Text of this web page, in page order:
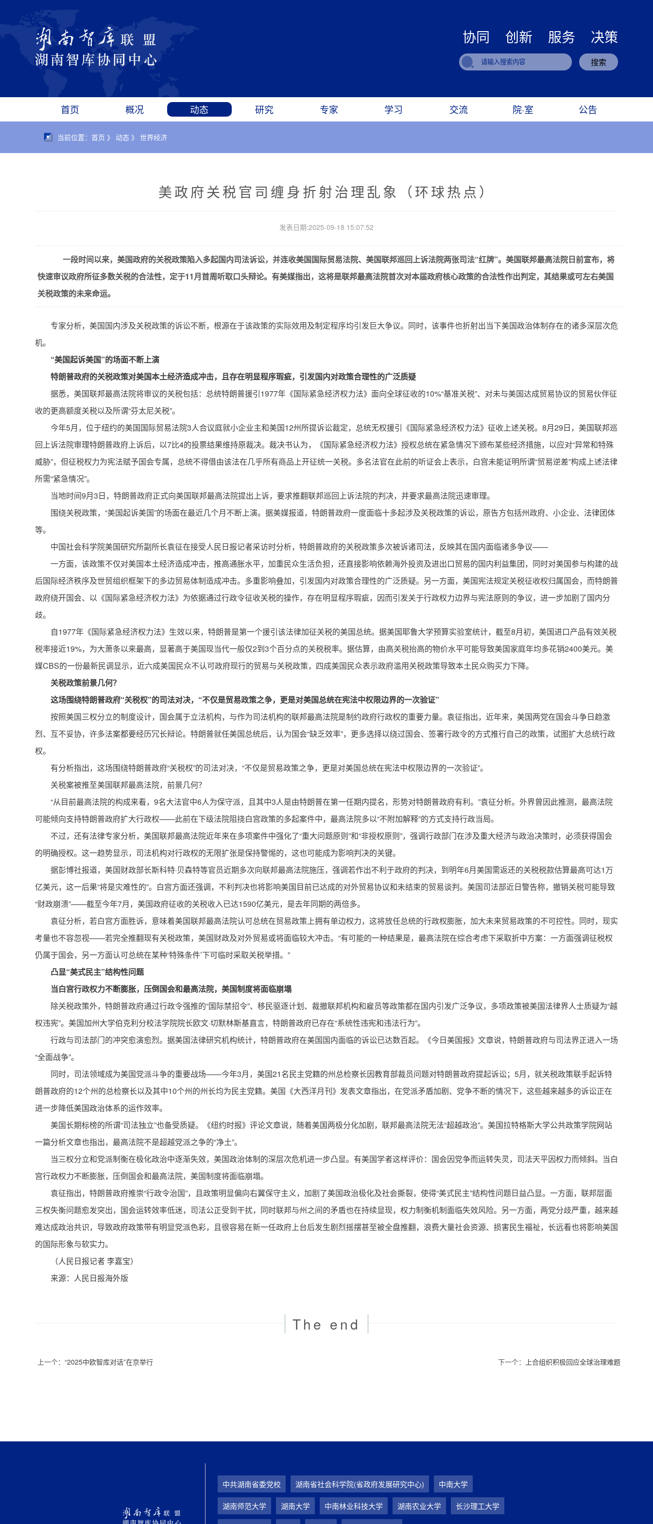
协同 创新 服务 决策
搜索
首页 概况 动态 研究 专家 学习 交流 院·室 公告
当前位置：首页 》 动态 》 世界经济
美政府关税官司缠身折射治理乱象（环球热点）
发表日期:2025-09-18 15:07:52
一段时间以来，美国政府的关税政策陷入多起国内司法诉讼，并连收美国国际贸易法院、美国联邦巡回上诉法院两张司法“红牌”。美国联邦最高法院日前宣布，将
快速审议政府所征多数关税的合法性，定于11月首周听取口头辩论。有美媒指出，这将是联邦最高法院首次对本届政府核心政策的合法性作出判定，其结果或可左右美国
关税政策的未来命运。
专家分析，美国国内涉及关税政策的诉讼不断，根源在于该政策的实际效用及制定程序均引发巨大争议。同时，该事件也折射出当下美国政治体制存在的诸多深层次危
机。
“美国起诉美国”的场面不断上演
特朗普政府的关税政策对美国本土经济造成冲击，且存在明显程序瑕疵，引发国内对政策合理性的广泛质疑
据悉，美国联邦最高法院将审议的关税包括：总统特朗普援引1977年《国际紧急经济权力法》面向全球征收的10%“基准关税”、对未与美国达成贸易协议的贸易伙伴征
收的更高额度关税以及所谓“芬太尼关税”。
今年5月，位于纽约的美国国际贸易法院3人合议庭就小企业主和美国12州所提诉讼裁定，总统无权援引《国际紧急经济权力法》征收上述关税。8月29日，美国联邦巡
回上诉法院审理特朗普政府上诉后，以7比4的投票结果维持原裁决。裁决书认为，《国际紧急经济权力法》授权总统在紧急情况下颁布某些经济措施，以应对“异常和特殊
威胁”，但征税权力为宪法赋予国会专属，总统不得借由该法在几乎所有商品上开征统一关税。多名法官在此前的听证会上表示，白宫未能证明所谓“贸易逆差”构成上述法律
所需“紧急情况”。
当地时间9月3日，特朗普政府正式向美国联邦最高法院提出上诉，要求推翻联邦巡回上诉法院的判决，并要求最高法院迅速审理。
围绕关税政策，“美国起诉美国”的场面在最近几个月不断上演。据美媒报道，特朗普政府一度面临十多起涉及关税政策的诉讼，原告方包括州政府、小企业、法律团体
等。
中国社会科学院美国研究所副所长袁征在接受人民日报记者采访时分析，特朗普政府的关税政策多次被诉诸司法，反映其在国内面临诸多争议——
一方面，该政策不仅对美国本土经济造成冲击，推高通胀水平，加重民众生活负担，还直接影响依赖海外投资及进出口贸易的国内利益集团，同时对美国参与构建的战
后国际经济秩序及世贸组织框架下的多边贸易体制造成冲击。多重影响叠加，引发国内对政策合理性的广泛质疑。另一方面，美国宪法规定关税征收权归属国会，而特朗普
政府绕开国会、以《国际紧急经济权力法》为依据通过行政令征收关税的操作，存在明显程序瑕疵，因而引发关于行政权力边界与宪法原则的争议，进一步加剧了国内分
歧。
自1977年《国际紧急经济权力法》生效以来，特朗普是第一个援引该法律加征关税的美国总统。据美国耶鲁大学预算实验室统计，截至8月初，美国进口产品有效关税
税率接近19%，为大萧条以来最高，显著高于美国现当代一般仅2到3个百分点的关税税率。据估算，由高关税抬高的物价水平可能导致美国家庭年均多花销2400美元。美
媒CBS的一份最新民调显示，近六成美国民众不认可政府现行的贸易与关税政策，四成美国民众表示政府滥用关税政策导致本土民众购买力下降。
关税政策前景几何？
这场围绕特朗普政府“关税权”的司法对决，“不仅是贸易政策之争，更是对美国总统在宪法中权限边界的一次验证”
按照美国三权分立的制度设计，国会属于立法机构，与作为司法机构的联邦最高法院是制约政府行政权的重要力量。袁征指出，近年来，美国两党在国会斗争日趋激
烈、互不妥协，许多法案都要经历冗长辩论。特朗普就任美国总统后，认为国会“缺乏效率”，更多选择以绕过国会、签署行政令的方式推行自己的政策，试图扩大总统行政
权。
有分析指出，这场围绕特朗普政府“关税权”的司法对决，“不仅是贸易政策之争，更是对美国总统在宪法中权限边界的一次验证”。
关税案被推至美国联邦最高法院，前景几何？
“从目前最高法院的构成来看，9名大法官中6人为保守派，且其中3人是由特朗普在第一任期内提名，形势对特朗普政府有利。”袁征分析。外界曾因此推测，最高法院
可能倾向支持特朗普政府扩大行政权——此前在下级法院阻挠白宫政策的多起案件中，最高法院多以“不附加解释”的方式支持行政当局。
不过，还有法律专家分析，美国联邦最高法院近年来在多项案件中强化了“重大问题原则”和“非授权原则”，强调行政部门在涉及重大经济与政治决策时，必须获得国会
的明确授权。这一趋势显示，司法机构对行政权的无限扩张是保持警惕的，这也可能成为影响判决的关键。
据彭博社报道，美国财政部长斯科特·贝森特等官员近期多次向联邦最高法院施压，强调若作出不利于政府的判决，到明年6月美国需返还的关税税款估算最高可达1万
亿美元，这一后果“将是灾难性的”。白宫方面还强调，不利判决也将影响美国目前已达成的对外贸易协议和未结束的贸易谈判。美国司法部近日警告称，撤销关税可能导致
“财政崩溃”——截至今年7月，美国政府征收的关税收入已达1590亿美元，是去年同期的两倍多。
袁征分析，若白宫方面胜诉，意味着美国联邦最高法院认可总统在贸易政策上拥有单边权力，这将放任总统的行政权膨胀，加大未来贸易政策的不可控性。同时，现实
考量也不容忽视——若完全推翻现有关税政策，美国财政及对外贸易或将面临较大冲击。“有可能的一种结果是，最高法院在综合考虑下采取折中方案：一方面强调征税权
仍属于国会，另一方面认可总统在某种‘特殊条件’下可临时采取关税举措。”
凸显“美式民主”结构性问题
当白宫行政权力不断膨胀，压倒国会和最高法院，美国制度将面临崩塌
除关税政策外，特朗普政府通过行政令强推的“国际禁招令”、移民驱逐计划、裁撤联邦机构和雇员等政策都在国内引发广泛争议，多项政策被美国法律界人士质疑为“越
权违宪”。美国加州大学伯克利分校法学院院长欧文·切默林斯基直言，特朗普政府已存在“系统性违宪和违法行为”。
行政与司法部门的冲突愈演愈烈。据美国法律研究机构统计，特朗普政府在美国国内面临的诉讼已达数百起。《今日美国报》文章说，特朗普政府与司法界正进入一场
“全面战争”。
同时，司法领域成为美国党派斗争的重要战场——今年3月，美国21名民主党籍的州总检察长因教育部裁员问题对特朗普政府提起诉讼；5月，就关税政策联手起诉特
朗普政府的12个州的总检察长以及其中10个州的州长均为民主党籍。美国《大西洋月刊》发表文章指出，在党派矛盾加剧、党争不断的情况下，这些越来越多的诉讼正在
进一步降低美国政治体系的运作效率。
美国长期标榜的所谓“司法独立”也备受质疑。《纽约时报》评论文章说，随着美国两极分化加剧，联邦最高法院无法“超越政治”。美国拉特格斯大学公共政策学院网站
一篇分析文章也指出，最高法院不是超越党派之争的“净土”。
当三权分立和党派制衡在极化政治中逐渐失效，美国政治体制的深层次危机进一步凸显。有美国学者这样评价：国会因党争而运转失灵，司法天平因权力而倾斜。当白
宫行政权力不断膨胀，压倒国会和最高法院，美国制度将面临崩塌。
袁征指出，特朗普政府推崇“行政令治国”，且政策明显偏向右翼保守主义，加剧了美国政治极化及社会撕裂，使得“美式民主”结构性问题日益凸显。一方面，联邦层面
三权失衡问题愈发突出，国会运转效率低迷，司法公正受到干扰，同时联邦与州之间的矛盾也在持续显现，权力制衡机制面临失效风险。另一方面，两党分歧严重，越来越
难达成政治共识，导致政府政策带有明显党派色彩，且很容易在新一任政府上台后发生剧烈摇摆甚至被全盘推翻，浪费大量社会资源、损害民生福祉，长远看也将影响美国
的国际形象与软实力。
（人民日报记者 李嘉宝）
来源：人民日报海外版
The end
上一个： “2025中欧智库对话”在京举行 下一个： 上合组织积极回应全球治理难题
中共湖南省委党校 湖南省社会科学院(省政府发展研究中心) 中南大学
湖南师范大学 湖南大学 中南林业科技大学 湖南农业大学 长沙理工大学